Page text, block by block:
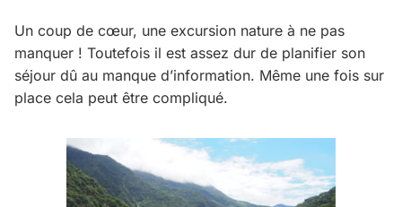
Un coup de cœur, une excursion nature à ne pas
manquer ! Toutefois il est assez dur de planifier son
séjour dû au manque d’information. Même une fois sur
place cela peut être compliqué.